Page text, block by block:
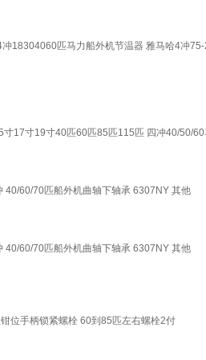
18304060匹马力船外机节温器 雅马哈4冲
17寸19寸40匹60匹85匹115匹 四冲40/50/
40/60/70匹船外机曲轴下轴承 6307NY 其他
40/60/70匹船外机曲轴下轴承 6307NY 其他
位手柄锁紧螺栓 60到85匹左右螺栓2付